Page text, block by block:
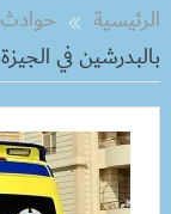
الرئيسية حوادث
بالبدرشين في الجيزة